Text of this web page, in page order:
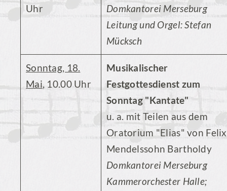
Uhr
Domkantorei Merseburg
Leitung und Orgel: Stefan
Mücksch
Sonntag, 18.
Mai, 10.00 Uhr
Musikalischer
Festgottesdienst zum
Sonntag "Kantate"
u. a. mit Teilen aus dem
Oratorium "Elias" von Felix
Mendelssohn Bartholdy
Domkantorei Merseburg
Kammerorchester Halle;